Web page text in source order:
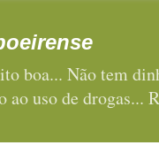
boa... Não tem
ao uso de drogas...